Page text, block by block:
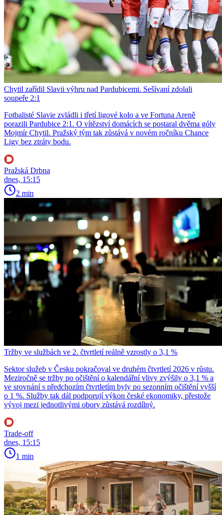
Chytil zařídil Slavii výhru nad Pardubicemi. Sešívaní zdolali
soupeře 2:1
Fotbalisté Slavie zvládli i třetí ligové kolo a ve Fortuna Areně
porazili Pardubice 2:1. O vítězství domácích se postaral dvěma góly
Mojmír Chytil. Pražský tým tak zůstává v novém ročníku Chance
Ligy bez ztráty bodu.
Pražská Drbna
dnes, 15:15
2 min
Tržby ve službách ve 2. čtvrtletí reálně vzrostly o 3,1 %
Sektor služeb v Česku pokračoval ve druhém čtvrtletí 2026 v růstu.
Meziročně se tržby po očištění o kalendářní vlivy zvýšily o 3,1 % a
ve srovnání s předchozím čtvrtletím byly po sezonním očištění vyšší
o 1 %. Služby tak dál podporují výkon české ekonomiky, přestože
vývoj mezi jednotlivými obory zůstává rozdílný.
Trade-off
dnes, 15:15
1 min